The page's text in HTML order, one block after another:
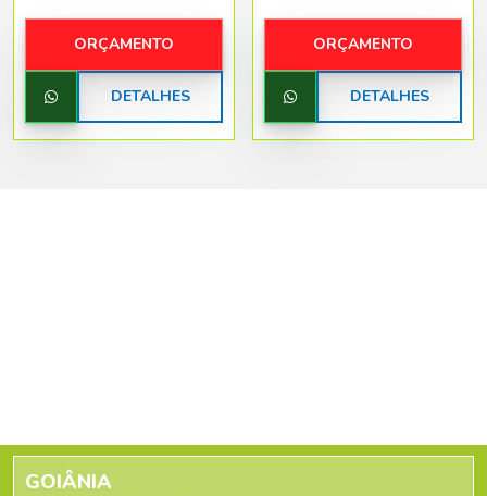
ORÇAMENTO
DETALHES
ORÇAMENTO
DETALHES
GOIÂNIA